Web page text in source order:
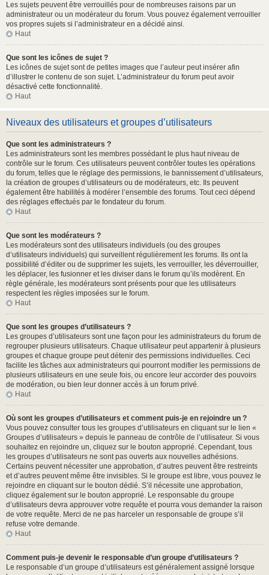
Les sujets peuvent être verrouillés pour de nombreuses raisons par un
administrateur ou un modérateur du forum. Vous pouvez également verrouiller
vos propres sujets si l’administrateur en a décidé ainsi.
Haut
Que sont les icônes de sujet ?
Les icônes de sujet sont de petites images que l’auteur peut insérer afin
d’illustrer le contenu de son sujet. L’administrateur du forum peut avoir
désactivé cette fonctionnalité.
Haut
Niveaux des utilisateurs et groupes d’utilisateurs
Que sont les administrateurs ?
Les administrateurs sont les membres possédant le plus haut niveau de
contrôle sur le forum. Ces utilisateurs peuvent contrôler toutes les opérations
du forum, telles que le réglage des permissions, le bannissement d’utilisateurs,
la création de groupes d’utilisateurs ou de modérateurs, etc. Ils peuvent
également être habilités à modérer l’ensemble des forums. Tout ceci dépend
des réglages effectués par le fondateur du forum.
Haut
Que sont les modérateurs ?
Les modérateurs sont des utilisateurs individuels (ou des groupes
d’utilisateurs individuels) qui surveillent régulièrement les forums. Ils ont la
possibilité d’éditer ou de supprimer les sujets, les verrouiller, les déverrouiller,
les déplacer, les fusionner et les diviser dans le forum qu’ils modèrent. En
règle générale, les modérateurs sont présents pour que les utilisateurs
respectent les règles imposées sur le forum.
Haut
Que sont les groupes d’utilisateurs ?
Les groupes d’utilisateurs sont une façon pour les administrateurs du forum de
regrouper plusieurs utilisateurs. Chaque utilisateur peut appartenir à plusieurs
groupes et chaque groupe peut détenir des permissions individuelles. Ceci
facilite les tâches aux administrateurs qui pourront modifier les permissions de
plusieurs utilisateurs en une seule fois, ou encore leur accorder des pouvoirs
de modération, ou bien leur donner accès à un forum privé.
Haut
Où sont les groupes d’utilisateurs et comment puis-je en rejoindre un ?
Vous pouvez consulter tous les groupes d’utilisateurs en cliquant sur le lien «
Groupes d’utilisateurs » depuis le panneau de contrôle de l’utilisateur. Si vous
souhaitez en rejoindre un, cliquez sur le bouton approprié. Cependant, tous
les groupes d’utilisateurs ne sont pas ouverts aux nouvelles adhésions.
Certains peuvent nécessiter une approbation, d’autres peuvent être restreints
et d’autres peuvent même être invisibles. Si le groupe est libre, vous pouvez le
rejoindre en cliquant sur le bouton dédié. S’il nécessite une approbation,
cliquez également sur le bouton approprié. Le responsable du groupe
d’utilisateurs devra approuver votre requête et pourra vous demander la raison
de votre requête. Merci de ne pas harceler un responsable de groupe s’il
refuse votre demande.
Haut
Comment puis-je devenir le responsable d’un groupe d’utilisateurs ?
Le responsable d’un groupe d’utilisateurs est généralement assigné lorsque